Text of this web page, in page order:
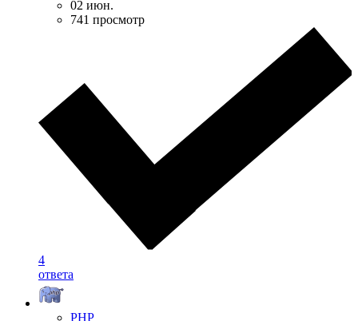
02 июн.
741 просмотр
4
ответа
PHP